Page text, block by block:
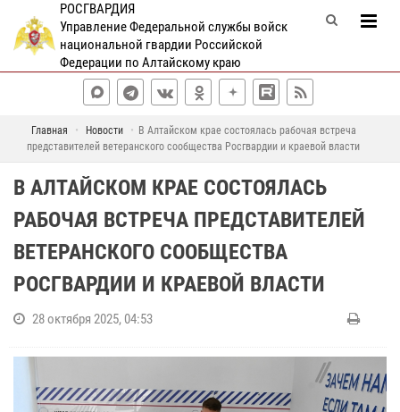
РОСГВАРДИЯ
Управление Федеральной службы войск
национальной гвардии Российской
Федерации по Алтайскому краю
Главная Новости
В Алтайском крае состоялась рабочая встреча
представителей ветеранского сообщества Росгвардии и краевой власти
В АЛТАЙСКОМ КРАЕ СОСТОЯЛАСЬ
РАБОЧАЯ ВСТРЕЧА ПРЕДСТАВИТЕЛЕЙ
ВЕТЕРАНСКОГО СООБЩЕСТВА
РОСГВАРДИИ И КРАЕВОЙ ВЛАСТИ
28 октября 2025, 04:53